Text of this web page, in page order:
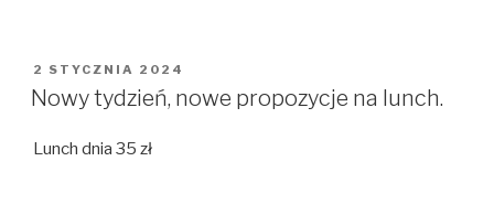
OPUBLIKOWANE
W
2 STYCZNIA 2024
Nowy tydzień, nowe propozycje na lunch.
Lunch dnia 35 zł